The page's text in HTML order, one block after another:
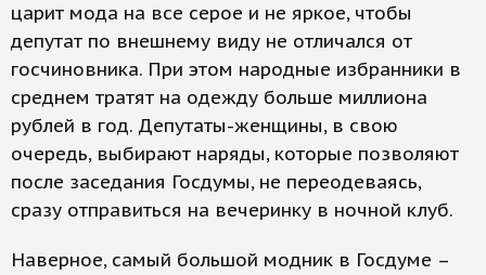
царит мода на все серое и не яркое, чтобы
депутат по внешнему виду не отличался от
госчиновника. При этом народные избранники в
среднем тратят на одежду больше миллиона
рублей в год. Депутаты-женщины, в свою
очередь, выбирают наряды, которые позволяют
после заседания Госдумы, не переодеваясь,
сразу отправиться на вечеринку в ночной клуб.
Наверное, самый большой модник в Госдуме –